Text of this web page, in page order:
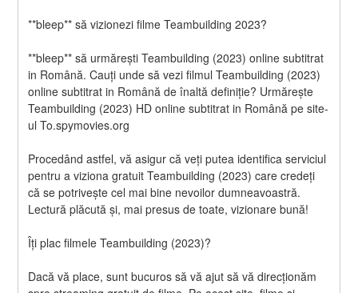
**bleep** să vizionezi filme Teambuilding 2023?
**bleep** să urmărești Teambuilding (2023) online subtitrat
in Română. Cauți unde să vezi filmul Teambuilding (2023)
online subtitrat in Română de înaltă definiție? Urmărește
Teambuilding (2023) HD online subtitrat in Română pe site-
ul To.spymovies.org
Procedând astfel, vă asigur că veți putea identifica serviciul
pentru a viziona gratuit Teambuilding (2023) care credeți
că se potrivește cel mai bine nevoilor dumneavoastră.
Lectură plăcută și, mai presus de toate, vizionare bună!
Îți plac filmele Teambuilding (2023)?
Dacă vă place, sunt bucuros să vă ajut să vă direcționăm